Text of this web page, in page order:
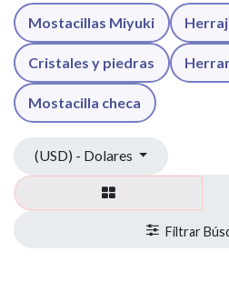
Mostacillas Miyuki
Cristales y piedras
Mostacilla checa
(USD) - Dolares